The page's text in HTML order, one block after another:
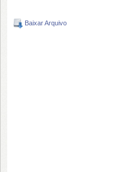
Baixar Arquivo